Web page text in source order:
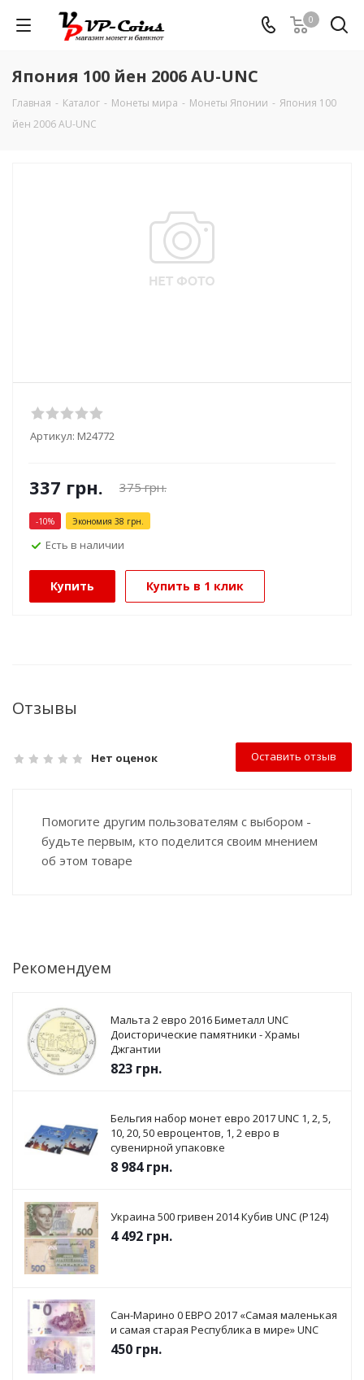
0
Япония 100 йен 2006 AU-UNC
Главная - Каталог - Монеты мира - Монеты Японии - Япония 100
йен 2006 AU-UNC
Артикул: М24772
337 грн. 375грн.
-10% Экономия 38 грн.
Есть в наличии
Купить Купить в 1 клик
Отзывы
Нет оценок Оставить отзыв
Помогите другим пользователям с выбором -
будьте первым, кто поделится своим мнением
об этом товаре
Рекомендуем
Мальта 2 евро 2016 Биметалл UNC
Доисторические памятники - Храмы
Джгантии
823 грн.
Бельгия набор монет евро 2017 UNC 1, 2, 5,
10, 20, 50 евроцентов, 1, 2 евро в
сувенирной упаковке
8 984грн.
Украина 500 гривен 2014 Кубив UNC (P124)
4 492 грн.
Сан-Марино 0 ЕВРО 2017 «Самая маленькая
и самая старая Республика в мире» UNC
450 грн.